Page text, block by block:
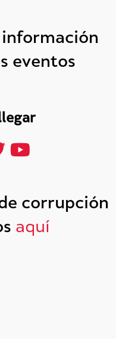
eventos
corrupción
aquí